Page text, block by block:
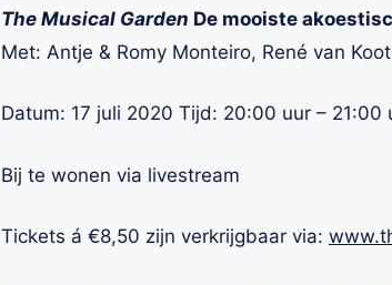
The Musical Garden De mooiste
Met: Antje & Romy Monteiro, René van
Datum: 17 juli 2020 Tijd: 20:00 uur – 21:00
Bij te wonen via livestream
Tickets á €8,50 zijn verkrijgbaar via: